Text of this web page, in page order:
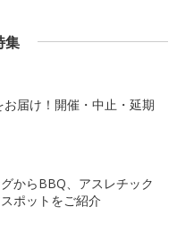
集
届け！開催・中止・延期
からBBQ、アスレチック
ポットをご紹介